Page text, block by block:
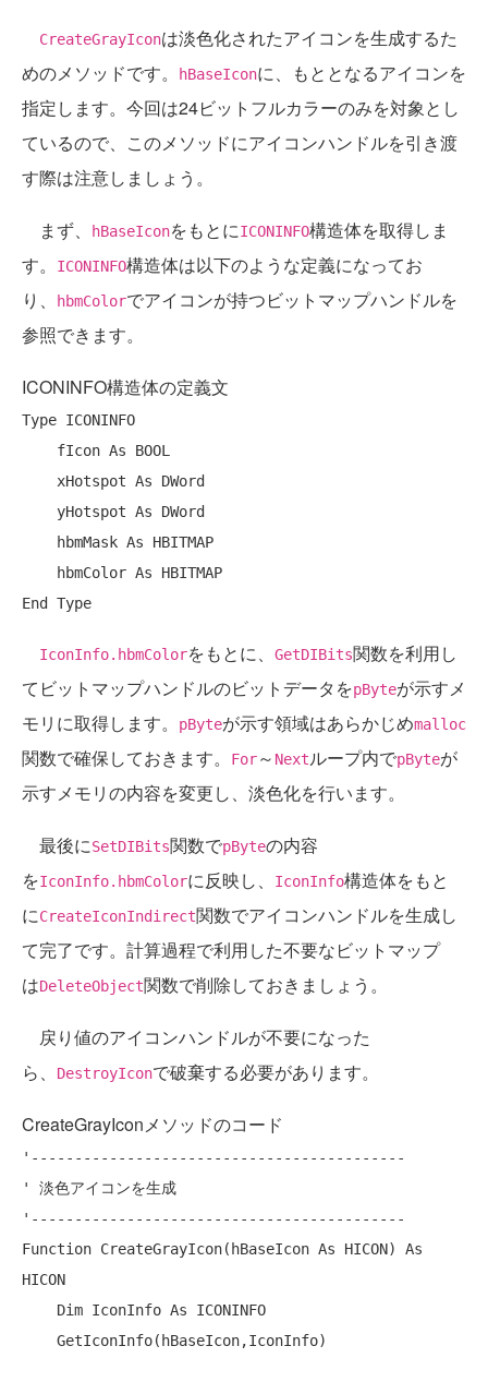
CreateGrayIconは淡色化されたアイコンを生成するた
めのメソッドです。
hBaseIconに、もととなるアイコンを
指定します。今回は24ビットフルカラーのみを対象とし
ているので、このメソッドにアイコンハンドルを引き渡
す際は注意しましょう。
まず、 hBaseIconをもとにICONINFO構造体を取得しま
す。
ICONINFO構造体は以下のような定義になってお
り、
hbmColorでアイコンが持つビットマップハンドルを
参照できます。
ICONINFO構造体の定義文
Type ICONINFO
    fIcon
As BOOL
    xHotspot
As DWord
    yHotspot
As DWord
    hbmMask
As HBITMAP
    hbmColor
As
End
IconInfo.hbmColorをもとに、 GetDIBits関数を利用し
てビットマップハンドルのビットデータをpByteが示すメ
モリに取得します。
pByteが示す領域はあらかじめmalloc
関数で確保しておきます。 For～ Nextループ内でpByteが
示すメモリの内容を変更し、淡色化を行います。
最後にSetDIBits関数でpByteの内容
をIconInfo.hbmColorに反映し、 IconInfo構造体をもと
にCreateIconIndirect関数でアイコンハンドルを生成し
て完了です。計算過程で利用した不要なビットマップ
はDeleteObject関数で削除しておきましょう。
戻り値のアイコンハンドルが不要になった
ら、
DestroyIconで破棄する必要があります。
CreateGrayIconメソッドのコード
'-------------------------------------------
' 淡色アイコンを生成
'-------------------------------------------
Function CreateGrayIcon(hBaseIcon As HICON) As
HICON
Dim IconInfo As ICONINFO